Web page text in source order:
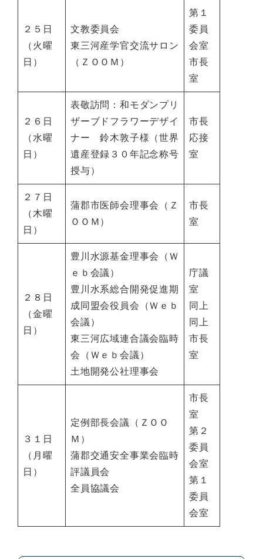
２５日
（火曜
日）
文教委員会
東三河産学官交流サロン
（ＺＯＯＭ）
第１
委員
会室
市長
室
２６日
（水曜
日）
表敬訪問：和モダンプリ
ザーブドフラワーデザイ
ナー 鈴木敦子様（世界
遺産登録３０年記念称号
授与）
市長
応接
室
２７日
（木曜
日）
蒲郡市医師会理事会（Ｚ
ＯＯＭ）
市長
室
２８日
（金曜
日）
豊川水源基金理事会（Ｗ
ｅｂ会議）
豊川水系総合開発促進期
成同盟会役員会（Ｗｅｂ
会議）
東三河広域連合議会臨時
会（Ｗｅｂ会議）
土地開発公社理事会
庁議
室
同上
同上
市長
室
３１日
（月曜
日）
定例部長会議（ＺＯＯ
Ｍ）
蒲郡交通安全事業会臨時
評議員会
全員協議会
市長
室
第２
委員
会室
第１
委員
会室